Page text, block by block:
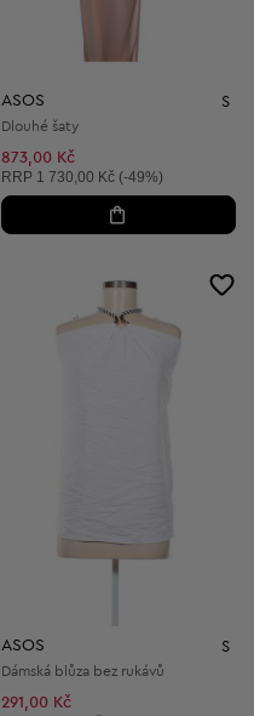
ASOS S
Dlouhé šaty
873,00 Kč
Doporučená cena:
RRP 1 730,00 Kč (-49%)
ASOS S
Dámská blůza bez rukávů
291,00 Kč